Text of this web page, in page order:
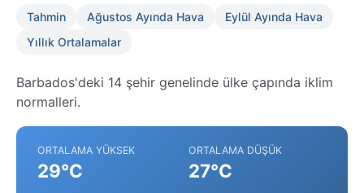
Tahmin Ağustos Ayında Hava
Eylül Ayında Hava
Yıllık Ortalamalar
Barbados'deki 14 şehir genelinde ülke çapında iklim
normalleri.
ORTALAMA YÜKSEK
29°C
ORTALAMA DÜŞÜK
27°C